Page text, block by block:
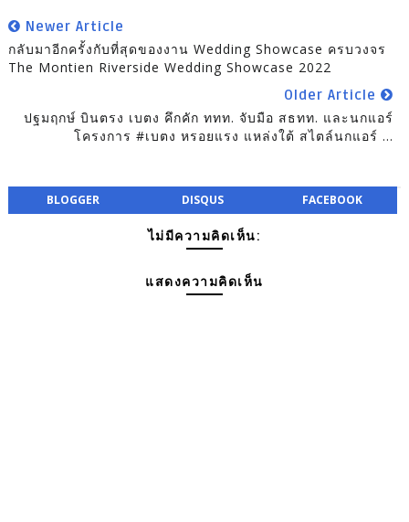
Newer Article
กลับมาอีกครั้งกับที่สุดของงาน Wedding Showcase ครบวงจร
The Montien Riverside Wedding Showcase 2022
Older Article
ปฐมฤกษ์ บินตรง เบตง คึกคัก ททท. จับมือ สธทท. และนกแอร์
โครงการ #เบตง หรอยแรง แหล่งใต้ สไตล์นกแอร์ ...
BLOGGER DISQUS FACEBOOK
ไม่มีความคิดเห็น:
แสดงความคิดเห็น